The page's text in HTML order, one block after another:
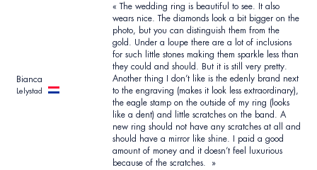
Bianca
Lelystad
« The wedding ring is beautiful to see. It also
wears nice. The diamonds look a bit bigger on the
photo, but you can distinguish them from the
gold. Under a loupe there are a lot of inclusions
for such little stones making them sparkle less than
they could and should. But it is still very pretty.
Another thing I don’t like is the edenly brand next
to the engraving (makes it look less extraordinary),
the eagle stamp on the outside of my ring (looks
like a dent) and little scratches on the band. A
new ring should not have any scratches at all and
should have a mirror like shine. I paid a good
amount of money and it doesn’t feel luxurious
because of the scratches. »